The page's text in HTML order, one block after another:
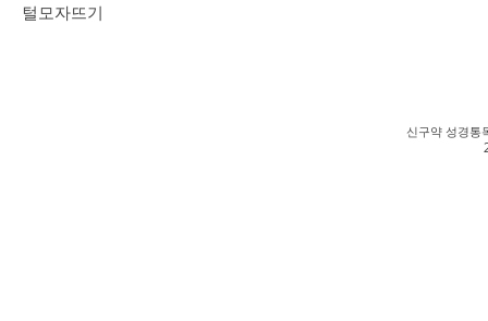
털모자뜨기
신구약 성경통